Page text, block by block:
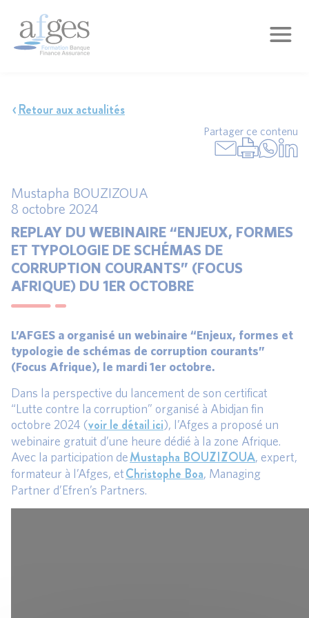
Retour aux actualités
Partager ce contenu
Mustapha BOUZIZOUA
8 octobre 2024
REPLAY DU WEBINAIRE “ENJEUX, FORMES
ET TYPOLOGIE DE SCHÉMAS DE
CORRUPTION COURANTS” (FOCUS
AFRIQUE) DU 1ER OCTOBRE
L’AFGES a organisé un webinaire “Enjeux, formes et
typologie de schémas de corruption courants”
(Focus Afrique), le mardi 1er octobre.
Dans la perspective du lancement de son certificat
“Lutte contre la corruption” organisé à Abidjan fin
octobre 2024 (voir le détail ici), l’Afges a proposé un
webinaire gratuit d’une heure dédié à la zone Afrique.
Avec la participation deMustapha BOUZIZOUA, expert,
formateur à l’Afges, etChristophe Boa, Managing
Partner d’Efren’s Partners.